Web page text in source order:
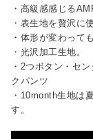
・高級感感じる
・表生地を贅沢に
・体形が変わって
・光沢加工生地。
・2つボタン・セ
クパンツ
・10month生地は
す。